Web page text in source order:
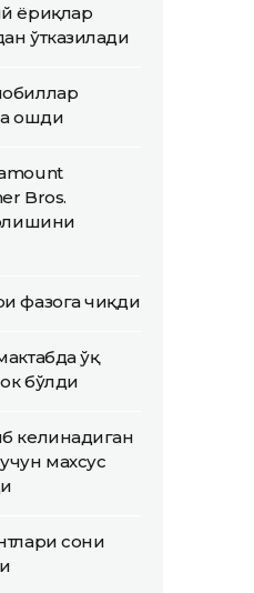
ёриқлар
ўтказилади
ошди
Bros.
фазога чиқди
ўқ
бўлди
келинадиган
махсус
сони